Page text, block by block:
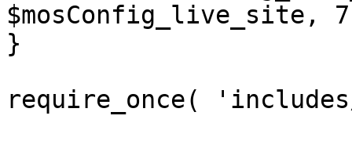
$mosConfig_live_site,
}
require_once(